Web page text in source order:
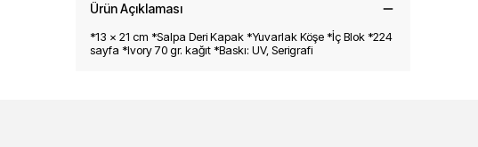
Ürün Açıklaması
*13 x 21 cm *Salpa Deri Kapak *Yuvarlak Köşe *İç Blok *224
sayfa *Ivory 70 gr. kağıt *Baskı: UV, Serigrafi